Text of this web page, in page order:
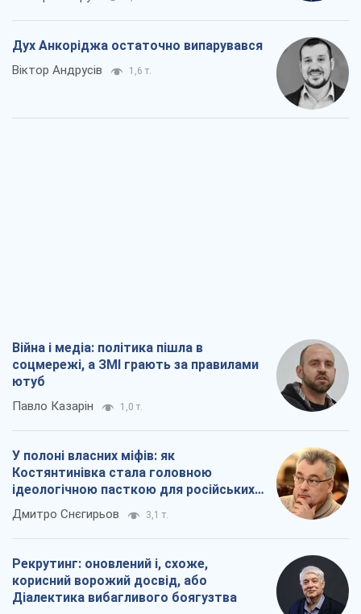
Дух Анкоріджа остаточно випарувався
Віктор Андрусів 1,6 т.
Війна і медіа: політика пішла в
соцмережі, а ЗМІ грають за правилами
ютуб
Павло Казарін 1,0 т.
У полоні власних міфів: як
Костянтинівка стала головною
ідеологічною пасткою для російських
окупантів
Дмитро Снєгирьов 3,1 т.
Рекрутинг: оновлений і, схоже,
корисний ворожий досвід, або
Діалектика вибагливого боягузтва